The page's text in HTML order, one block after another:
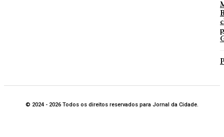
© 2024 - 2026 Todos os direitos reservados para Jornal da Cidade.